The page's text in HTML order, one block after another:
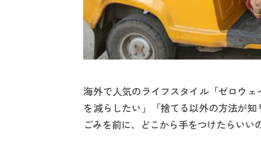
海外で人気のライフスタイル「ゼロウ
を減らしたい」「捨てる以外の方法が
ごみを前に、どこから手をつけたらいい